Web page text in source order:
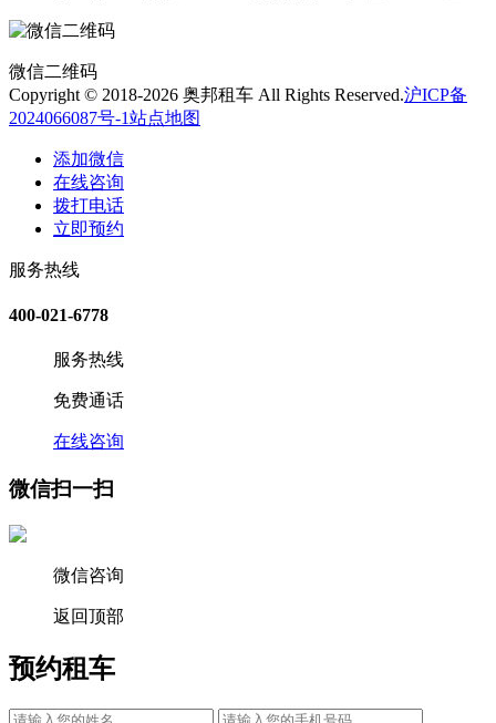
微信二维码
Copyright © 2018-2026 奥邦租车 All Rights Reserved.沪ICP备
2024066087号-1站点地图
添加微信
在线咨询
拨打电话
立即预约
服务热线
400-021-6778
服务热线
免费通话
在线咨询
微信扫一扫
微信咨询
返回顶部
预约租车